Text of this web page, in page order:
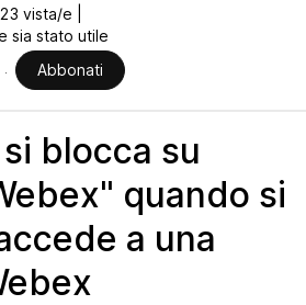
vista/e |
sia stato utile
Abbonati
blocca su
quando si
a una